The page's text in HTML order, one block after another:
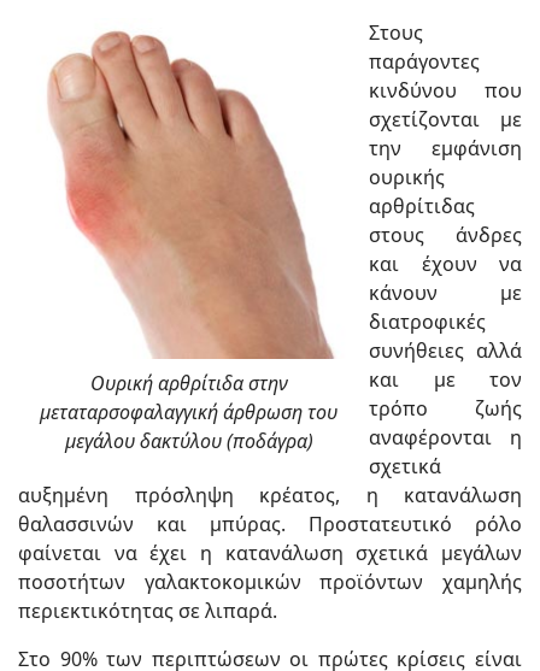
Ουρική αρθρίτιδα στην
μεταταρσοφαλαγγική άρθρωση του
μεγάλου δακτύλου (ποδάγρα)
Στους
παράγοντες
κινδύνου που
σχετίζονται με
την εμφάνιση
ουρικής
αρθρίτιδας
στους άνδρες
και έχουν να
κάνουν με
διατροφικές
συνήθειες αλλά
και με τον
τρόπο ζωής
αναφέρονται η
σχετικά
αυξημένη πρόσληψη κρέατος, η κατανάλωση
θαλασσινών και μπύρας. Προστατευτικό ρόλο
φαίνεται να έχει η κατανάλωση σχετικά μεγάλων
ποσοτήτων γαλακτοκομικών προϊόντων χαμηλής
περιεκτικότητας σε λιπαρά.
Στο 90% των περιπτώσεων οι πρώτες κρίσεις είναι